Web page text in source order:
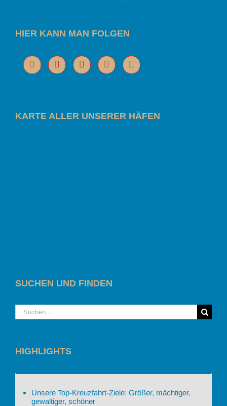
HIER KANN MAN FOLGEN
KARTE ALLER UNSERER HÄFEN
SUCHEN UND FINDEN
Suche
nach:
HIGHLIGHTS
Unsere Top-Kreuzfahrt-Ziele: Größer, mächtiger,
gewaltiger, schöner